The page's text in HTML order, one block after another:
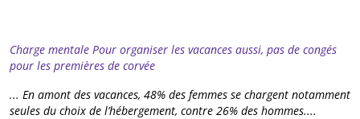
Charge mentale Pour organiser les vacances aussi, pas de congés
pour les premières de corvée
... En amont des vacances, 48% des femmes se chargent notamment
seules du choix de l’hébergement, contre 26% des hommes....